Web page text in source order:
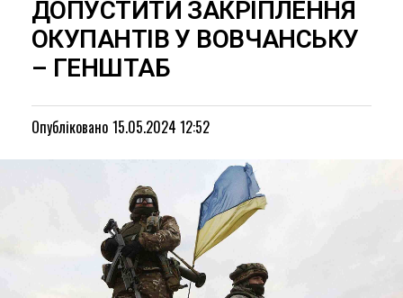
ДОПУСТИТИ ЗАКРІПЛЕННЯ
ОКУПАНТІВ У ВОВЧАНСЬКУ
– ГЕНШТАБ
Опубліковано 15.05.2024 12:52